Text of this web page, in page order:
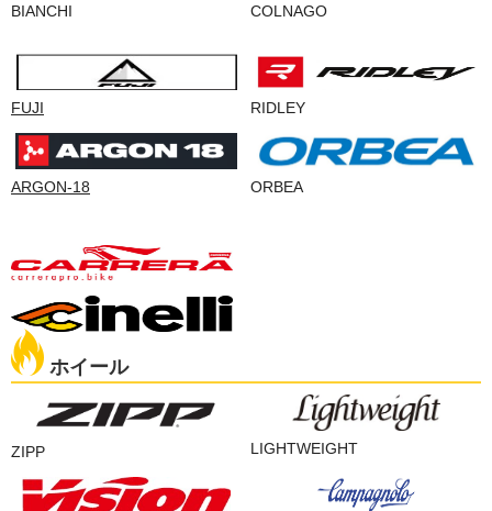
BIANCHI COLNAGO
FUJI RIDLEY
ARGON-18 ORBEA
ホイール
ZIPP LIGHTWEIGHT